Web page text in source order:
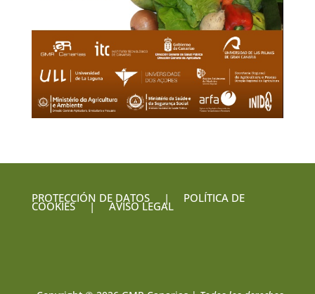
PROTECCIÓN DE DATOS| POLÍTICA DE
COOKIES|AVISO LEGAL